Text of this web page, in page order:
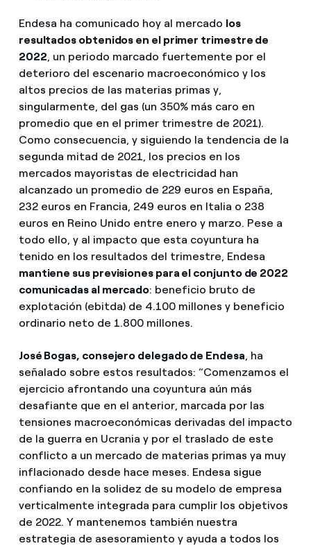
Endesa ha comunicado hoy al mercado los
resultados obtenidos en el primer trimestre de
2022, un periodo marcado fuertemente por el
deterioro del escenario macroeconómico y los
altos precios de las materias primas y,
singularmente, del gas (un 350% más caro en
promedio que en el primer trimestre de 2021).
Como consecuencia, y siguiendo la tendencia de la
segunda mitad de 2021, los precios en los
mercados mayoristas de electricidad han
alcanzado un promedio de 229 euros en España,
232 euros en Francia, 249 euros en Italia o 238
euros en Reino Unido entre enero y marzo. Pese a
todo ello, y al impacto que esta coyuntura ha
tenido en los resultados del trimestre, Endesa
mantiene sus previsiones para el conjunto de 2022
comunicadas al mercado: beneficio bruto de
explotación (ebitda) de 4.100 millones y beneficio
ordinario neto de 1.800 millones.
José Bogas, consejero delegado de Endesa, ha
señalado sobre estos resultados: “Comenzamos el
ejercicio afrontando una coyuntura aún más
desafiante que en el anterior, marcada por las
tensiones macroeconómicas derivadas del impacto
de la guerra en Ucrania y por el traslado de este
conflicto a un mercado de materias primas ya muy
inflacionado desde hace meses. Endesa sigue
confiando en la solidez de su modelo de empresa
verticalmente integrada para cumplir los objetivos
de 2022. Y mantenemos también nuestra
estrategia de asesoramiento y ayuda a todos los